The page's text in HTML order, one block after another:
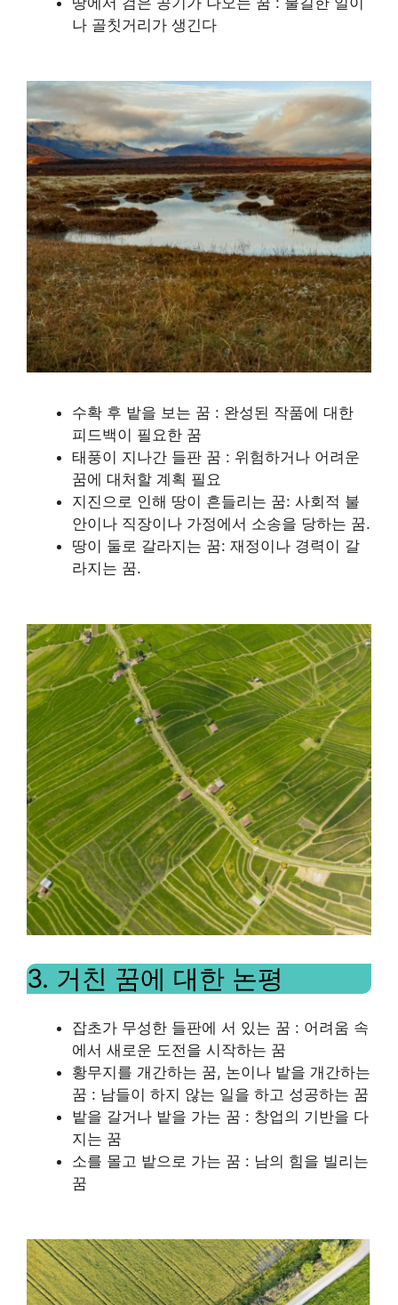
나 골칫거리가 생긴다
수확 후 밭을 보는 꿈 : 완성된 작품에 대한
피드백이 필요한 꿈
태풍이 지나간 들판 꿈 : 위험하거나 어려운
꿈에 대처할 계획 필요
지진으로 인해 땅이 흔들리는 꿈: 사회적 불
안이나 직장이나 가정에서 소송을 당하는 꿈.
땅이 둘로 갈라지는 꿈: 재정이나 경력이 갈
라지는 꿈.
3. 거친 꿈에 대한 논평
잡초가 무성한 들판에 서 있는 꿈 : 어려움 속
에서 새로운 도전을 시작하는 꿈
황무지를 개간하는 꿈, 논이나 밭을 개간하는
꿈 : 남들이 하지 않는 일을 하고 성공하는 꿈
밭을 갈거나 밭을 가는 꿈 : 창업의 기반을 다
지는 꿈
소를 몰고 밭으로 가는 꿈 : 남의 힘을 빌리는
꿈